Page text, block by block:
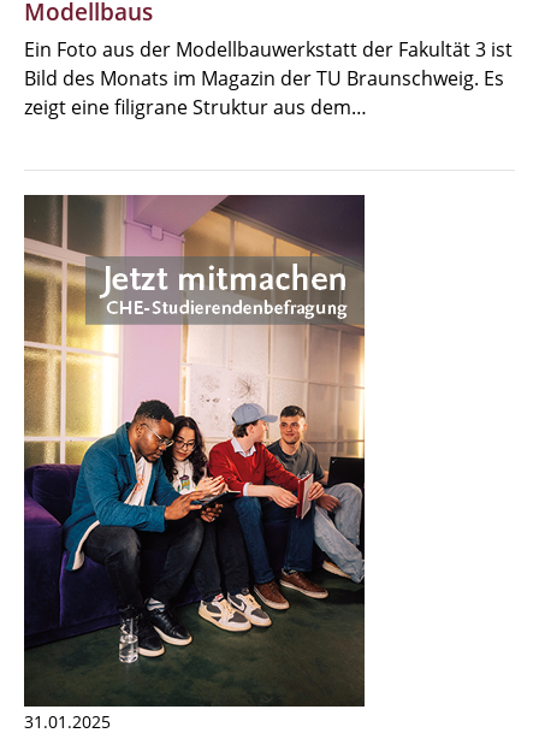
Modellbaus
Ein Foto aus der Modellbauwerkstatt der Fakultät 3 ist
Bild des Monats im Magazin der TU Braunschweig. Es
zeigt eine filigrane Struktur aus dem…
31.01.2025